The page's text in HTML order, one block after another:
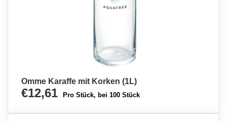
Omme Karaffe mit Korken (1L)
€12,61 Pro Stück, bei 100 Stück